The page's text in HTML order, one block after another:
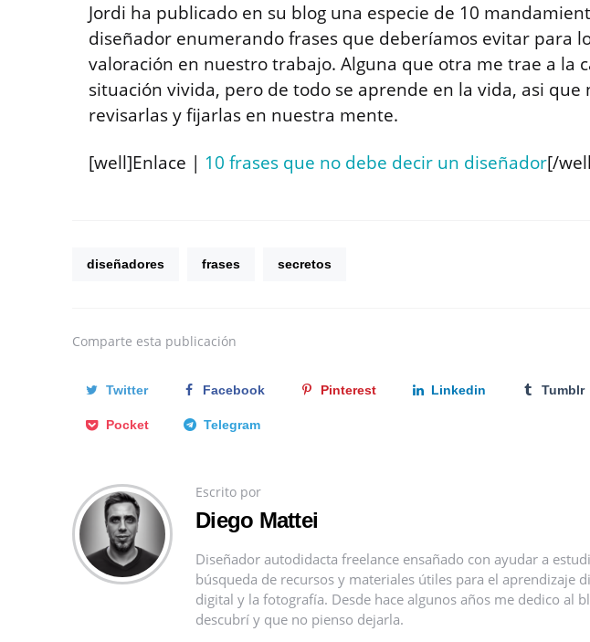
Jordi ha publicado en su blog una especie de 10
diseñador enumerando frases que deberíamos evitar para
valoración en nuestro trabajo. Alguna que otra me trae a la
situación vivida, pero de todo se aprende en la vida, asi que
revisarlas y fijarlas en nuestra mente.
[well]Enlace | 10 frases que no debe decir un diseñador[/
diseñadores frases secretos
Comparte esta publicación
Twitter Facebook Pinterest Linkedin Tumblr
Pocket Telegram
Escrito por
Diego Mattei
Diseñador autodidacta freelance ensañado con ayudar a
búsqueda de recursos y materiales útiles para el aprendizaje
digital y la fotografía. Desde hace algunos años me dedico al
descubrí y que no pienso dejarla.